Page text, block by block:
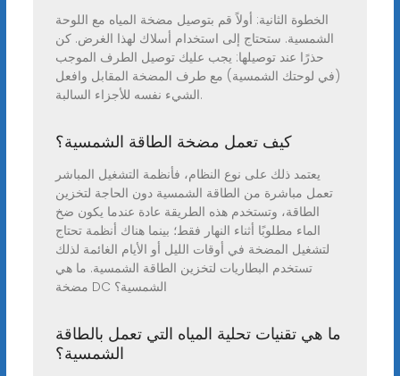
الخطوة الثانية: أولاً قم بتوصيل مضخة المياه مع اللوحة
الشمسية. ستحتاج إلى استخدام أسلاك لهذا الغرض. كن
حذرًا عند توصيلها: يجب عليك توصيل الطرف الموجب
(في لوحتك الشمسية) مع طرف المضخة المقابل وافعل
الشيء نفسه للأجزاء السالبة.
كيف تعمل مضخة الطاقة الشمسية؟
يعتمد ذلك على نوع النظام، فأنظمة التشغيل المباشر
تعمل مباشرة من الطاقة الشمسية دون الحاجة لتخزين
الطاقة، وتستخدم هذه الطريقة عادة عندما يكون ضخ
الماء مطلوبًا أثناء النهار فقط؛ بينما هناك أنظمة تحتاج
لتشغيل المضخة في أوقات الليل أو الأيام الغائمة لذلك
تستخدم البطاريات لتخزين الطاقة الشمسية. ما هي
مضخة DC الشمسية؟
ما هي تقنيات تحلية المياه التي تعمل بالطاقة
الشمسية؟